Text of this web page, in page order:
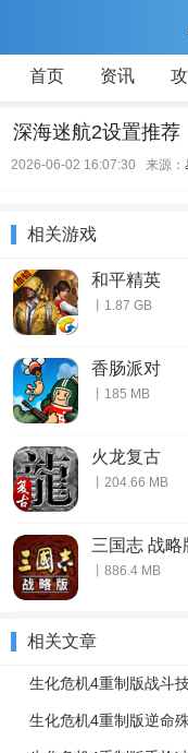
首页 资讯
深海迷航2设置推荐
2026-06-02 16:07:30 来源：
相关游戏
和平精英
丨1.87 GB
香肠派对
丨185 MB
火龙复古
丨204.66 MB
三国志 战略
丨886.4 MB
相关文章
生化危机4重制版战斗